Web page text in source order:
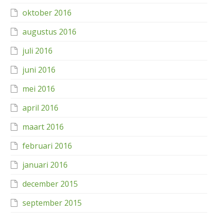
oktober 2016
augustus 2016
juli 2016
juni 2016
mei 2016
april 2016
maart 2016
februari 2016
januari 2016
december 2015
september 2015